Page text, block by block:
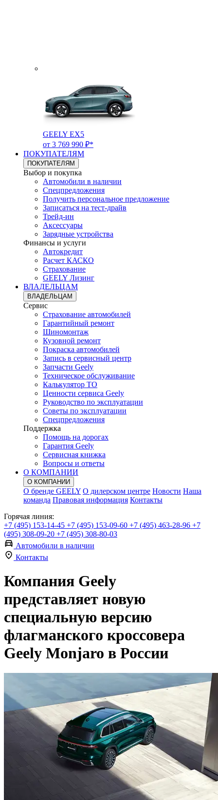
GEELY EX5
от 3 769 990 ₽*
ПОКУПАТЕЛЯМ
ПОКУПАТЕЛЯМ
Выбор и покупка
Автомобили в наличии
Спецпредложения
Получить персональное предложение
Записаться на тест-драйв
Трейд-ин
Аксессуары
Зарядные устройства
Финансы и услуги
Автокредит
Расчет КАСКО
Страхование
GEELY Лизинг
ВЛАДЕЛЬЦАМ
ВЛАДЕЛЬЦАМ
Сервис
Страхование автомобилей
Гарантийный ремонт
Шиномонтаж
Кузовной ремонт
Покраска автомобилей
Запись в сервисный центр
Запчасти Geely
Техническое обслуживание
Калькулятор ТО
Ценности сервиса Geely
Руководство по эксплуатации
Советы по эксплуатации
Спецпредложения
Поддержка
Помощь на дорогах
Гарантия Geely
Сервисная книжка
Вопросы и ответы
О КОМПАНИИ
О КОМПАНИИ
О бренде GEELY О дилерском центре Новости Наша
команда Правовая информация Контакты
Горячая линия:
+7 (495) 153-14-45 +7 (495) 153-09-60 +7 (495) 463-28-96 +7
(495) 308-09-20 +7 (495) 308-80-03
Автомобили в наличии
Контакты
Компания Geely
представляет новую
специальную версию
флагманского кроссовера
Geely Monjaro в России